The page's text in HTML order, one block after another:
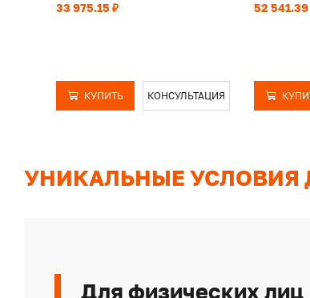
33 975.15 ₽
КУПИТЬ КОНСУЛЬТАЦИЯ
52 541.39
УНИКАЛЬНЫЕ УСЛОВИЯ
Для физических лиц